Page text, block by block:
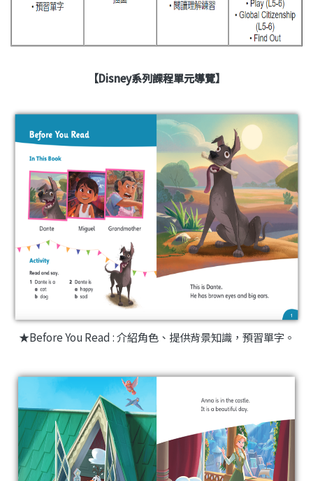
【Disney系列課程單元導覽】
★Before You Read : 介紹角色、提供背景知識，預習單字。